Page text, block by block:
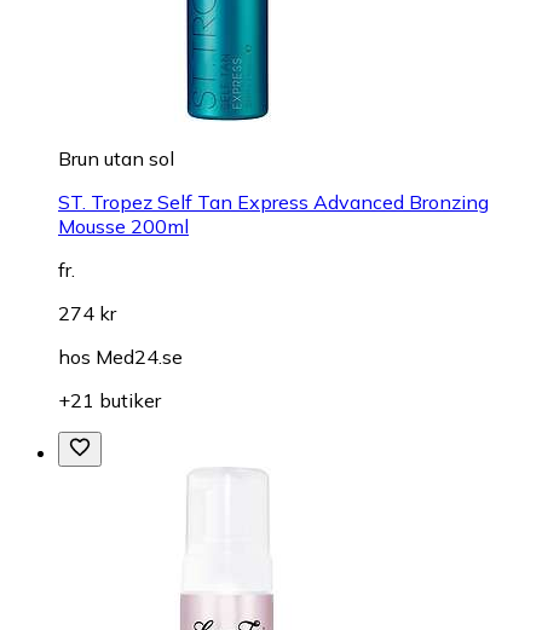
Brun utan sol
ST. Tropez Self Tan Express Advanced Bronzing
Mousse 200ml
fr.
274 kr
hos Med24.se
+21 butiker